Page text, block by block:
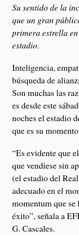
Su sentido de la
que un gran
primera estrella
estadio.
Inteligencia,
búsqueda de
Son muchas las
es desde este
noches el estadio
que es su
“Es evidente que
que vendiese sin
(el estadio del
adecuado en el
momentum que
éxito”, señala a
G. Cascales.